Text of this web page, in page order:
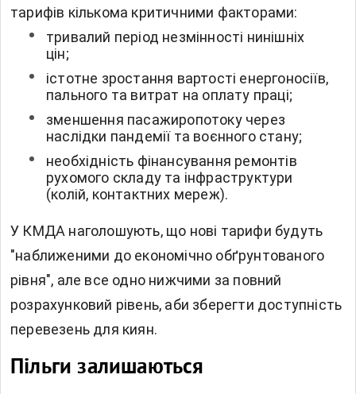
тарифів кількома критичними факторами:
тривалий період незмінності нинішніх
цін;
істотне зростання вартості енергоносіїв,
пального та витрат на оплату праці;
зменшення пасажиропотоку через
наслідки пандемії та воєнного стану;
необхідність фінансування ремонтів
рухомого складу та інфраструктури
(колій, контактних мереж).
У КМДА наголошують, що нові тарифи будуть
"наближеними до економічно обґрунтованого
рівня", але все одно нижчими за повний
розрахунковий рівень, аби зберегти доступність
перевезень для киян.
Пільги залишаються